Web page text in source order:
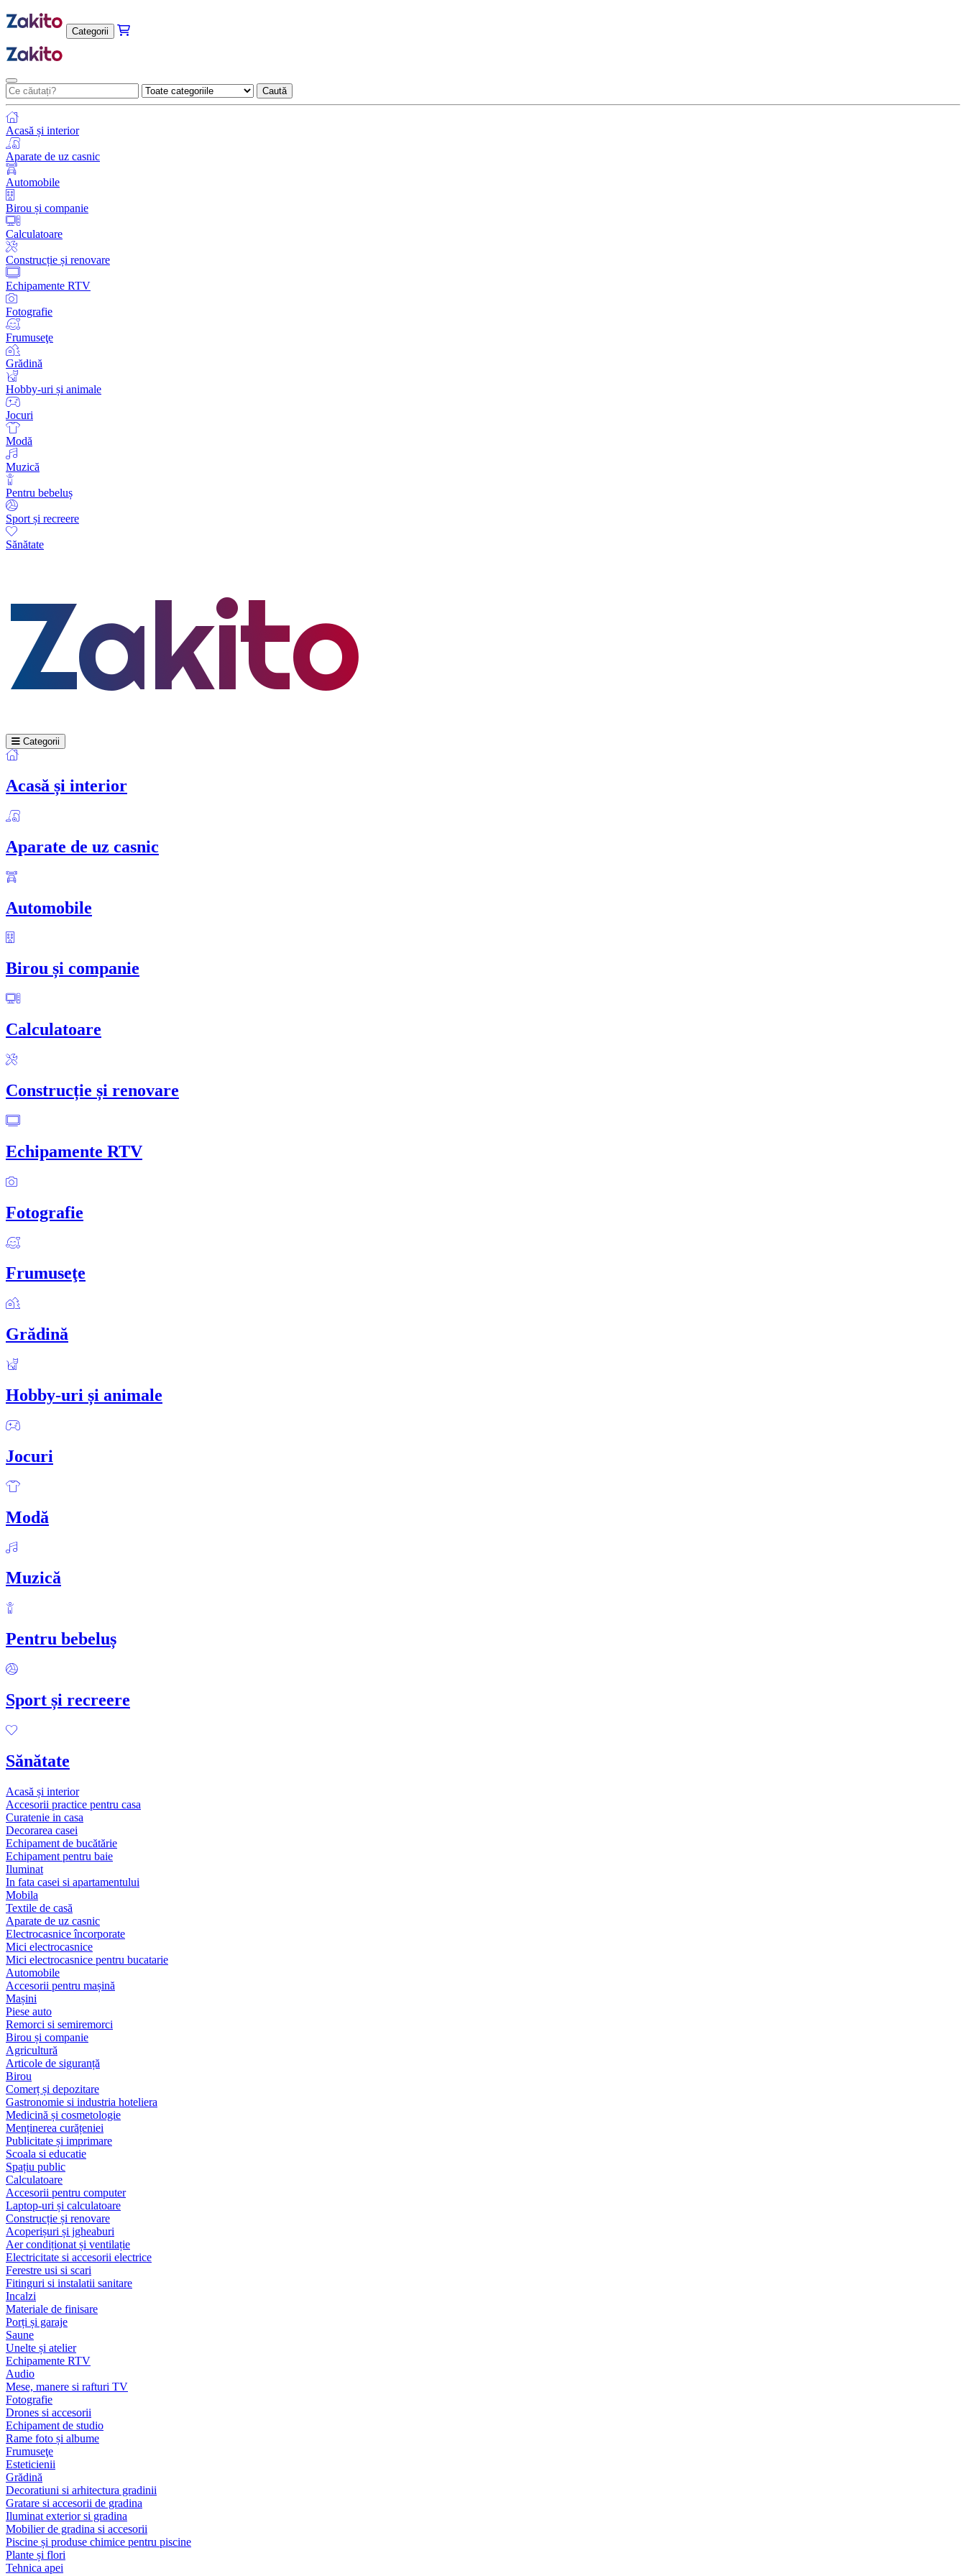
Categorii
Caută
Acasă și interior
Aparate de uz casnic
Automobile
Birou și companie
Calculatoare
Construcție și renovare
Echipamente RTV
Fotografie
Frumuseţe
Grădină
Hobby-uri și animale
Jocuri
Modă
Muzică
Pentru bebeluș
Sport și recreere
Sănătate
Categorii
Acasă și interior
Aparate de uz casnic
Automobile
Birou și companie
Calculatoare
Construcție și renovare
Echipamente RTV
Fotografie
Frumuseţe
Grădină
Hobby-uri și animale
Jocuri
Modă
Muzică
Pentru bebeluș
Sport și recreere
Sănătate
Acasă și interior
Accesorii practice pentru casa
Curatenie in casa
Decorarea casei
Echipament de bucătărie
Echipament pentru baie
Iluminat
In fata casei si apartamentului
Mobila
Textile de casă
Aparate de uz casnic
Electrocasnice încorporate
Mici electrocasnice
Mici electrocasnice pentru bucatarie
Automobile
Accesorii pentru mașină
Mașini
Piese auto
Remorci si semiremorci
Birou și companie
Agricultură
Articole de siguranță
Birou
Comerț și depozitare
Gastronomie si industria hoteliera
Medicină și cosmetologie
Menținerea curățeniei
Publicitate și imprimare
Scoala si educatie
Spațiu public
Calculatoare
Accesorii pentru computer
Laptop-uri și calculatoare
Construcție și renovare
Acoperișuri și jgheaburi
Aer condiționat și ventilație
Electricitate si accesorii electrice
Ferestre usi si scari
Fitinguri si instalatii sanitare
Incalzi
Materiale de finisare
Porți și garaje
Saune
Unelte și atelier
Echipamente RTV
Audio
Mese, manere si rafturi TV
Fotografie
Drones si accesorii
Echipament de studio
Rame foto și albume
Frumuseţe
Esteticienii
Grădină
Decoratiuni si arhitectura gradinii
Gratare si accesorii de gradina
Iluminat exterior si gradina
Mobilier de gradina si accesorii
Piscine și produse chimice pentru piscine
Plante și flori
Tehnica apei